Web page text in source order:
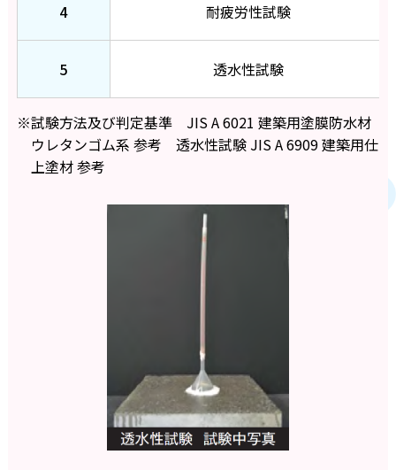
4 耐疲労性試験
5 透水性試験
※試験方法及び判定基準 JIS A 6021 建築用塗膜防水材
ウレタンゴム系 参考 透水性試験 JIS A 6909 建築用仕
上塗材 参考